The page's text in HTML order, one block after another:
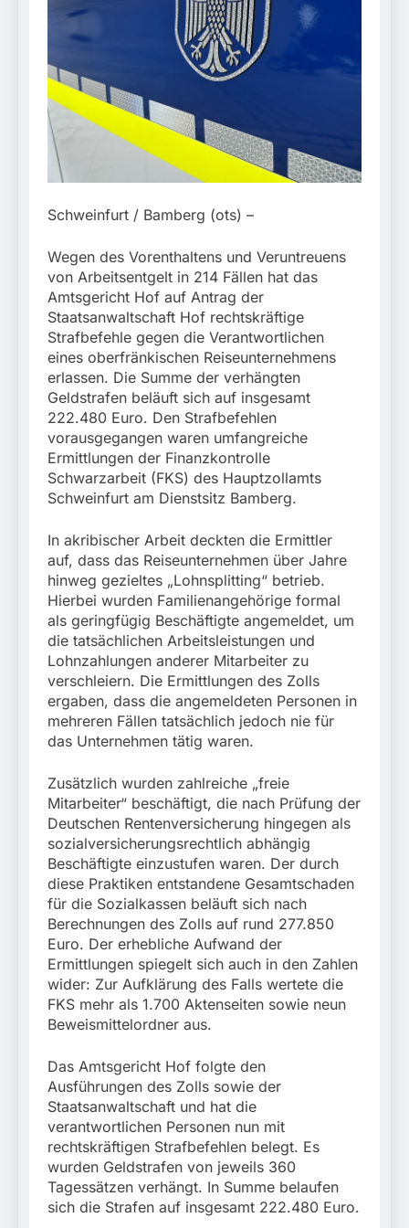
Beinahekollision an
Bahnübergang in Aubing
/ Bundespolizei ermittelt
wegen gefährlichen
Bahnverkehr
5. August 2026
Schweinfurt / Bamberg (ots) –
Wegen des Vorenthaltens und Veruntreuens
von Arbeitsentgelt in 214 Fällen hat das
Amtsgericht Hof auf Antrag der
Staatsanwaltschaft Hof rechtskräftige
Strafbefehle gegen die Verantwortlichen
eines oberfränkischen Reiseunternehmens
erlassen. Die Summe der verhängten
Geldstrafen beläuft sich auf insgesamt
222.480 Euro. Den Strafbefehlen
vorausgegangen waren umfangreiche
Ermittlungen der Finanzkontrolle
Schwarzarbeit (FKS) des Hauptzollamts
Schweinfurt am Dienstsitz Bamberg.
In akribischer Arbeit deckten die Ermittler
auf, dass das Reiseunternehmen über Jahre
hinweg gezieltes „Lohnsplitting“ betrieb.
Hierbei wurden Familienangehörige formal
als geringfügig Beschäftigte angemeldet, um
die tatsächlichen Arbeitsleistungen und
Lohnzahlungen anderer Mitarbeiter zu
verschleiern. Die Ermittlungen des Zolls
ergaben, dass die angemeldeten Personen in
mehreren Fällen tatsächlich jedoch nie für
das Unternehmen tätig waren.
Zusätzlich wurden zahlreiche „freie
Mitarbeiter“ beschäftigt, die nach Prüfung der
Deutschen Rentenversicherung hingegen als
sozialversicherungsrechtlich abhängig
Beschäftigte einzustufen waren. Der durch
diese Praktiken entstandene Gesamtschaden
für die Sozialkassen beläuft sich nach
Berechnungen des Zolls auf rund 277.850
Euro. Der erhebliche Aufwand der
Ermittlungen spiegelt sich auch in den Zahlen
wider: Zur Aufklärung des Falls wertete die
FKS mehr als 1.700 Aktenseiten sowie neun
Beweismittelordner aus.
Das Amtsgericht Hof folgte den
Ausführungen des Zolls sowie der
Staatsanwaltschaft und hat die
verantwortlichen Personen nun mit
rechtskräftigen Strafbefehlen belegt. Es
wurden Geldstrafen von jeweils 360
Tagessätzen verhängt. In Summe belaufen
sich die Strafen auf insgesamt 222.480 Euro.